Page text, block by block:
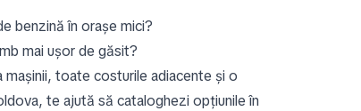
benzină în orașe mici?
mai ușor de găsit?
mașinii, toate costurile adiacente și o
te ajută să cataloghezi opțiunile în